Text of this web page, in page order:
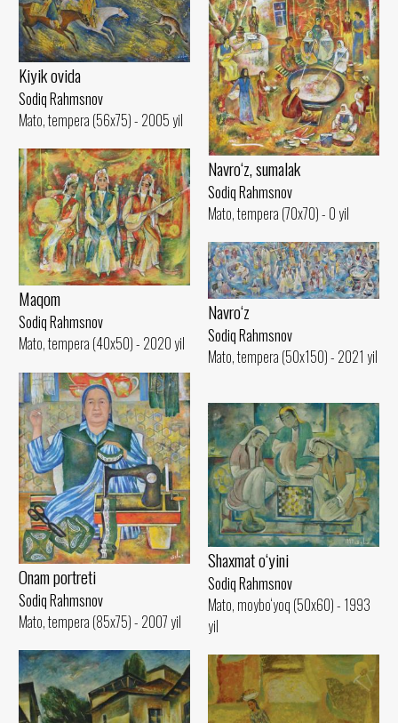
Kiyik ovida
Sodiq Rahmsnov
Mato, tempera (56x75) - 2005 yil
Navro‘z, sumalak
Sodiq Rahmsnov
Mato, tempera (70x70) - 0 yil
Maqom
Sodiq Rahmsnov
Mato, tempera (40x50) - 2020 yil
Navro‘z
Sodiq Rahmsnov
Mato, tempera (50x150) - 2021 yil
Onam portreti
Sodiq Rahmsnov
Mato, tempera (85x75) - 2007 yil
Shaxmat o‘yini
Sodiq Rahmsnov
Mato, moybo‘yoq (50x60) - 1993
yil